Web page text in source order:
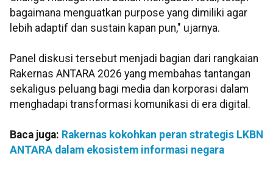
bagaimana menguatkan purpose yang dimiliki agar
lebih adaptif dan sustain kapan pun," ujarnya.
Panel diskusi tersebut menjadi bagian dari rangkaian
Rakernas ANTARA 2026 yang membahas tantangan
sekaligus peluang bagi media dan korporasi dalam
menghadapi transformasi komunikasi di era digital.
Baca juga: Rakernas kokohkan peran strategis LKBN
ANTARA dalam ekosistem informasi negara